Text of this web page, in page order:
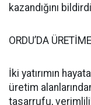
kazandığını
ORDU’DA
İki yatırımın
üretim
tasarrufu,